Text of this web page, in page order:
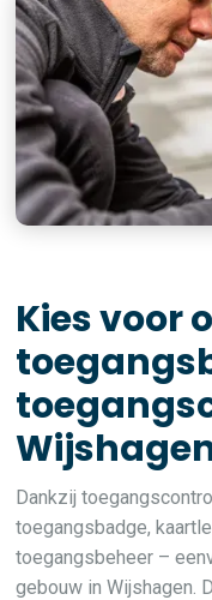
Kies voor
Dankzij
toegangsbadge,
toegangsbeheer –
gebouw in Wijshagen.